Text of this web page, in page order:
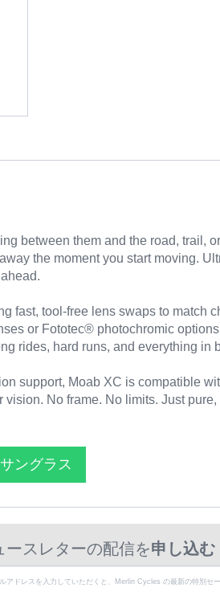
between them and the road, trail,
the moment you start moving.
fast, tool-free lens swaps to match
or Fototec® photochromic
rides, hard runs, and everything in
support, Moab XC is compatible
No frame. No limits. Just
ングラス
ースレターの配信を申し込む